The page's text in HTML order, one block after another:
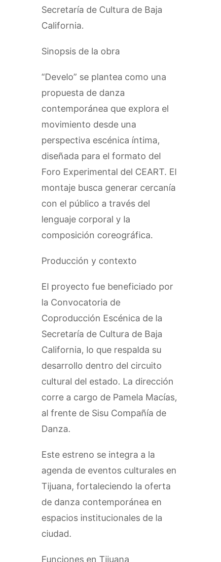
Secretaría de Cultura de Baja
California.
Sinopsis de la obra
“Develo” se plantea como una
propuesta de danza
contemporánea que explora el
movimiento desde una
perspectiva escénica íntima,
diseñada para el formato del
Foro Experimental del CEART. El
montaje busca generar cercanía
con el público a través del
lenguaje corporal y la
composición coreográfica.
Producción y contexto
El proyecto fue beneficiado por
la Convocatoria de
Coproducción Escénica de la
Secretaría de Cultura de Baja
California, lo que respalda su
desarrollo dentro del circuito
cultural del estado. La dirección
corre a cargo de Pamela Macías,
al frente de Sisu Compañía de
Danza.
Este estreno se integra a la
agenda de eventos culturales en
Tijuana, fortaleciendo la oferta
de danza contemporánea en
espacios institucionales de la
ciudad.
Funciones en Tijuana